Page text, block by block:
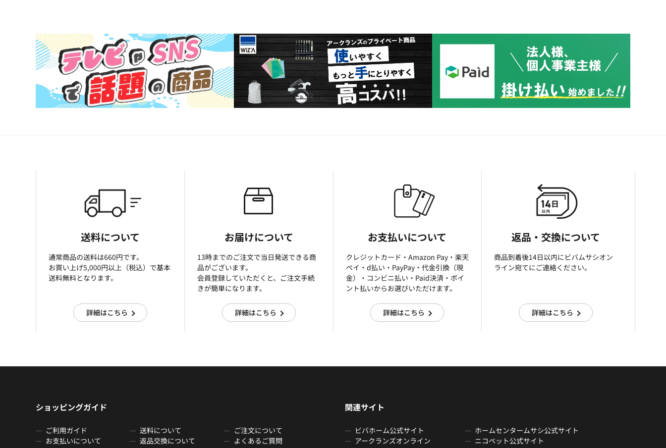
送料について
通常商品の送料は660円です。
お買い上げ5,000円以上（税込）で基本
送料無料となります。
詳細はこちら
お届けについて
13時までのご注文で当日発送できる商
品がございます。
会員登録していただくと、ご注文手続
きが簡単になります。
詳細はこちら
お支払いについて
クレジットカード・Amazon Pay・楽天
ぺイ・d払い・PayPay・代金引換（現
金）・コンビニ払い・Paid決済・ポイ
ント払いからお選びいただけます。
詳細はこちら
返品・交換について
商品到着後14日以内にビバムサシオン
ライン宛てにご連絡ください。
詳細はこちら
ショッピングガイド
ご利用ガイド 送料について
ご注文について
お支払いについて
返品交換について よくあるご質問
関連サイト
ビバホーム公式サイト
ホームセンタームサシ公式サイト
アークランズオンライン
ニコペット公式サイト